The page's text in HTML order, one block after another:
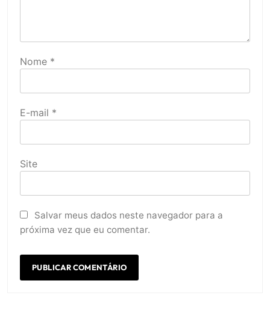
Nome *
E-mail *
Site
Salvar meus dados neste navegador para a
próxima vez que eu comentar.